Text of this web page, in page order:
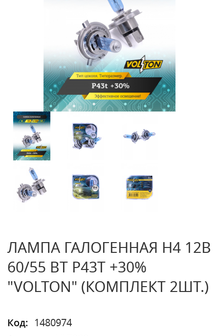
ЛАМПА ГАЛОГЕННАЯ H4 12В
60/55 ВТ Р43T +30%
"VOLTON" (КОМПЛЕКТ 2ШТ.)
Код:
1480974